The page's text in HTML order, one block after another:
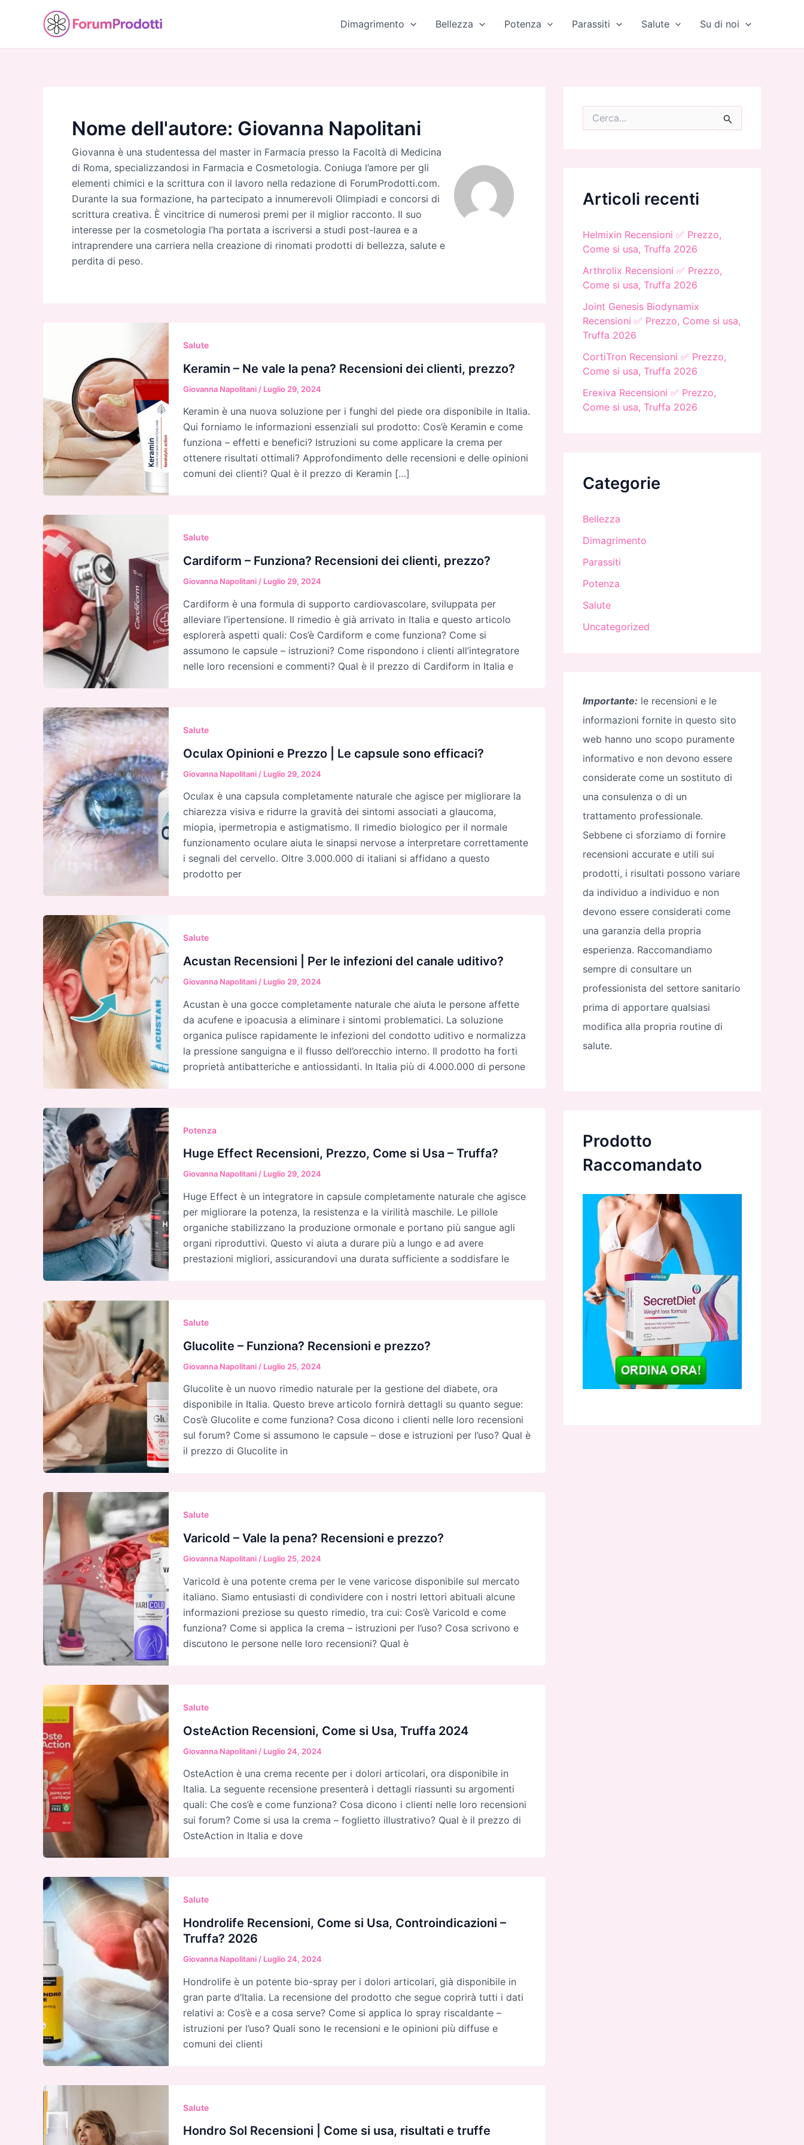
Dimagrimento Bellezza Potenza Parassiti Salute Su di noi
Nome dell'autore: Giovanna Napolitani
Giovanna è una studentessa del master in Farmacia presso la Facoltà di Medicina
di Roma, specializzandosi in Farmacia e Cosmetologia. Coniuga l’amore per gli
elementi chimici e la scrittura con il lavoro nella redazione di ForumProdotti.com.
Durante la sua formazione, ha partecipato a innumerevoli Olimpiadi e concorsi di
scrittura creativa. È vincitrice di numerosi premi per il miglior racconto. Il suo
interesse per la cosmetologia l’ha portata a iscriversi a studi post-laurea e a
intraprendere una carriera nella creazione di rinomati prodotti di bellezza, salute e
perdita di peso.
Salute
Keramin – Ne vale la pena? Recensioni dei clienti, prezzo?
Giovanna Napolitani / Luglio 29, 2024
Keramin è una nuova soluzione per i funghi del piede ora disponibile in Italia.
Qui forniamo le informazioni essenziali sul prodotto: Cos’è Keramin e come
funziona – effetti e benefici? Istruzioni su come applicare la crema per
ottenere risultati ottimali? Approfondimento delle recensioni e delle opinioni
comuni dei clienti? Qual è il prezzo di Keramin […]
Salute
Cardiform – Funziona? Recensioni dei clienti, prezzo?
Giovanna Napolitani / Luglio 29, 2024
Cardiform è una formula di supporto cardiovascolare, sviluppata per
alleviare l’ipertensione. Il rimedio è già arrivato in Italia e questo articolo
esplorerà aspetti quali: Cos’è Cardiform e come funziona? Come si
assumono le capsule – istruzioni? Come rispondono i clienti all’integratore
nelle loro recensioni e commenti? Qual è il prezzo di Cardiform in Italia e
Salute
Oculax Opinioni e Prezzo | Le capsule sono efficaci?
Giovanna Napolitani / Luglio 29, 2024
Oculax è una capsula completamente naturale che agisce per migliorare la
chiarezza visiva e ridurre la gravità dei sintomi associati a glaucoma,
miopia, ipermetropia e astigmatismo. Il rimedio biologico per il normale
funzionamento oculare aiuta le sinapsi nervose a interpretare correttamente
i segnali del cervello. Oltre 3.000.000 di italiani si affidano a questo
prodotto per
Salute
Acustan Recensioni | Per le infezioni del canale uditivo?
Giovanna Napolitani / Luglio 29, 2024
Acustan è una gocce completamente naturale che aiuta le persone affette
da acufene e ipoacusia a eliminare i sintomi problematici. La soluzione
organica pulisce rapidamente le infezioni del condotto uditivo e normalizza
la pressione sanguigna e il flusso dell’orecchio interno. Il prodotto ha forti
proprietà antibatteriche e antiossidanti. In Italia più di 4.000.000 di persone
Potenza
Huge Effect Recensioni, Prezzo, Come si Usa – Truffa?
Giovanna Napolitani/ Luglio 29, 2024
Huge Effect è un integratore in capsule completamente naturale che agisce
per migliorare la potenza, la resistenza e la virilità maschile. Le pillole
organiche stabilizzano la produzione ormonale e portano più sangue agli
organi riproduttivi. Questo vi aiuta a durare più a lungo e ad avere
prestazioni migliori, assicurandovi una durata sufficiente a soddisfare le
Salute
Glucolite – Funziona? Recensioni e prezzo?
Giovanna Napolitani / Luglio 25, 2024
Glucolite è un nuovo rimedio naturale per la gestione del diabete, ora
disponibile in Italia. Questo breve articolo fornirà dettagli su quanto segue:
Cos’è Glucolite e come funziona? Cosa dicono i clienti nelle loro recensioni
sul forum? Come si assumono le capsule – dose e istruzioni per l’uso? Qual è
il prezzo di Glucolite in
Salute
Varicold – Vale la pena? Recensioni e prezzo?
Giovanna Napolitani / Luglio 25, 2024
Varicold è una potente crema per le vene varicose disponibile sul mercato
italiano. Siamo entusiasti di condividere con i nostri lettori abituali alcune
informazioni preziose su questo rimedio, tra cui: Cos’è Varicold e come
funziona? Come si applica la crema – istruzioni per l’uso? Cosa scrivono e
discutono le persone nelle loro recensioni? Qual è
Salute
OsteAction Recensioni, Come si Usa, Truffa 2024
Giovanna Napolitani / Luglio 24, 2024
OsteAction è una crema recente per i dolori articolari, ora disponibile in
Italia. La seguente recensione presenterà i dettagli riassunti su argomenti
quali: Che cos’è e come funziona? Cosa dicono i clienti nelle loro recensioni
sui forum? Come si usa la crema – foglietto illustrativo? Qual è il prezzo di
OsteAction in Italia e dove
Salute
Hondrolife Recensioni, Come si Usa, Controindicazioni –
Truffa? 2026
Giovanna Napolitani / Luglio 24, 2024
Hondrolife è un potente bio-spray per i dolori articolari, già disponibile in
gran parte d’Italia. La recensione del prodotto che segue coprirà tutti i dati
relativi a: Cos’è e a cosa serve? Come si applica lo spray riscaldante –
istruzioni per l’uso? Quali sono le recensioni e le opinioni più diffuse e
comuni dei clienti
Salute
Hondro Sol Recensioni | Come si usa, risultati e truffe
Articoli recenti
Helmixin Recensioni ✅ Prezzo,
Come si usa, Truffa 2026
Arthrolix Recensioni ✅ Prezzo,
Come si usa, Truffa 2026
Joint Genesis Biodynamix
Recensioni ✅ Prezzo, Come si usa,
Truffa 2026
CortiTron Recensioni ✅ Prezzo,
Come si usa, Truffa 2026
Erexiva Recensioni ✅ Prezzo,
Come si usa, Truffa 2026
Categorie
Bellezza
Dimagrimento
Parassiti
Potenza
Salute
Uncategorized
Importante: le recensioni e le
informazioni fornite in questo sito
web hanno uno scopo puramente
informativo e non devono essere
considerate come un sostituto di
una consulenza o di un
trattamento professionale.
Sebbene ci sforziamo di fornire
recensioni accurate e utili sui
prodotti, i risultati possono variare
da individuo a individuo e non
devono essere considerati come
una garanzia della propria
esperienza. Raccomandiamo
sempre di consultare un
professionista del settore sanitario
prima di apportare qualsiasi
modifica alla propria routine di
salute.
Prodotto
Raccomandato